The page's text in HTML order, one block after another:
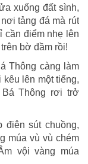
xuống đất sình,
tảng đá mà rút
cần điểm nhẹ lên
bờ đầm rồi!
Thông càng làm
lên một tiếng,
Thông rơi trở
điên sút chuồng,
múa vù vù chém
vội vàng múa